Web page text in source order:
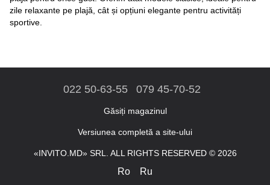
zile relaxante pe plajă, cât și opțiuni elegante pentru activități
sportive.
022 50-63-55 079 45-70-52
Găsiți magazinul
Versiunea completă a site-ului
«INVITO.MD» SRL. ALL RIGHTS RESERVED © 2026
Ro Ru